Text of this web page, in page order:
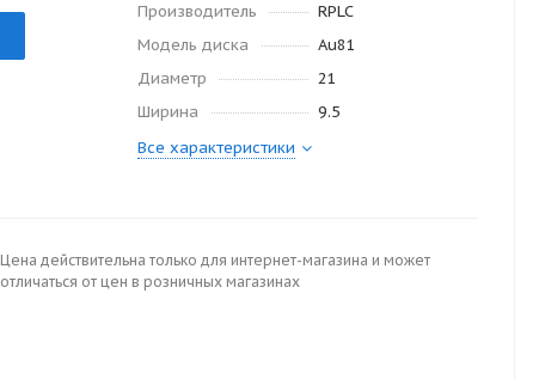
Производитель
RPLC
Модель диска
Au81
Диаметр
21
Ширина
9.5
Все характеристики
Цена действительна только для интернет-магазина и может
отличаться от цен в розничных магазинах